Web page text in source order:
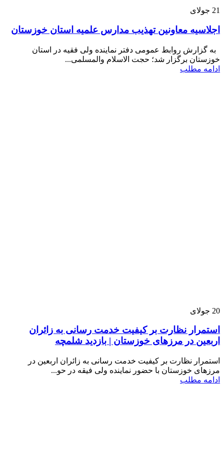
21 جولای
اجلاسیه معاونین تهذیب مدارس علمیه استان خوزستان
به گزارش روابط عمومی دفتر نماینده ولی فقیه در استان
خوزستان برگزار شد؛ حجت الاسلام والمسلمی...
ادامه مطلب
20 جولای
استمرار نظارت بر کیفیت خدمت رسانی به زائران
اربعین در مرزهای خوزستان | بازدید شلمچه
استمرار نظارت بر کیفیت خدمت رسانی به زائران اربعین در
مرزهای خوزستان با حضور نماینده ولی فیقه در حو...
ادامه مطلب